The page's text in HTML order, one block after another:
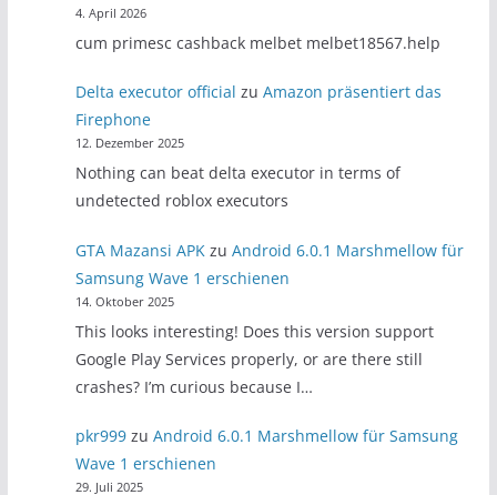
4. April 2026
cum primesc cashback melbet melbet18567.help
Delta executor official zuAmazon präsentiert das
Firephone
12. Dezember 2025
Nothing can beat delta executor in terms of
undetected roblox executors
GTA Mazansi APK zuAndroid 6.0.1 Marshmellow für
Samsung Wave 1 erschienen
14. Oktober 2025
This looks interesting! Does this version support
Google Play Services properly, or are there still
crashes? I’m curious because I…
pkr999 zuAndroid 6.0.1 Marshmellow für Samsung
Wave 1 erschienen
29. Juli 2025